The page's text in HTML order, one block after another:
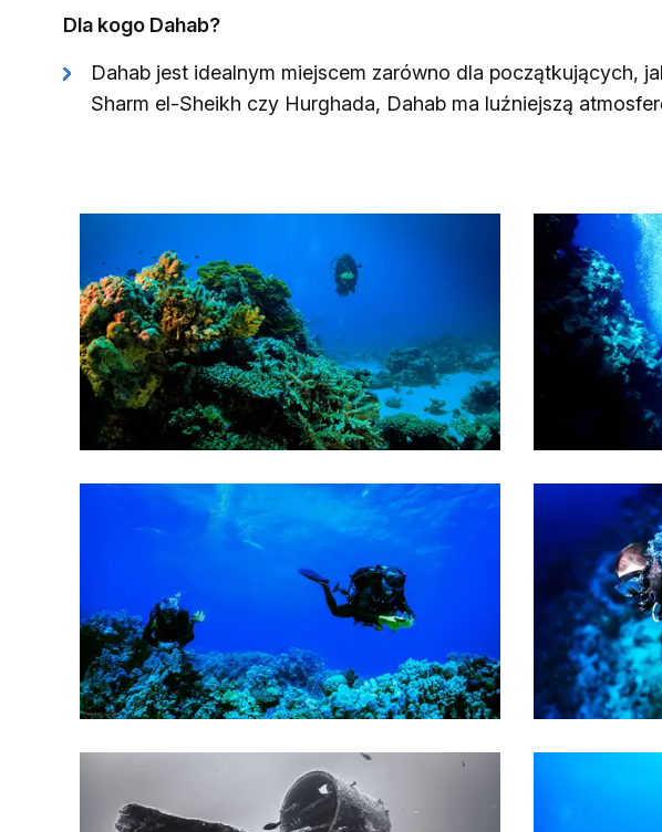
Dla kogo Dahab?
Dahab jest idealnym miejscem zarówno dla początkujących,
Sharm el-Sheikh czy Hurghada, Dahab ma luźniejszą